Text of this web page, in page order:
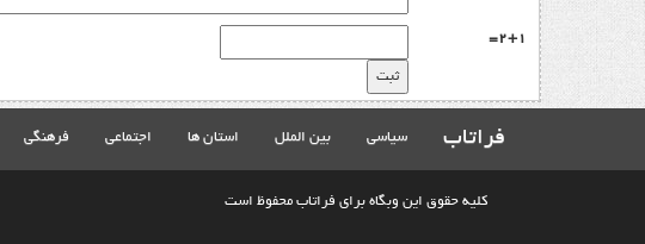
2+1=
فراتاب سیاسی بین الملل استان ها اجتماعی فرهنگی
کلیه حقوق این وبگاه برای فراتاب محفوظ است